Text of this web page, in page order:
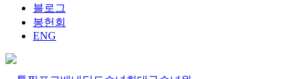
블로그
봉헌회
ENG